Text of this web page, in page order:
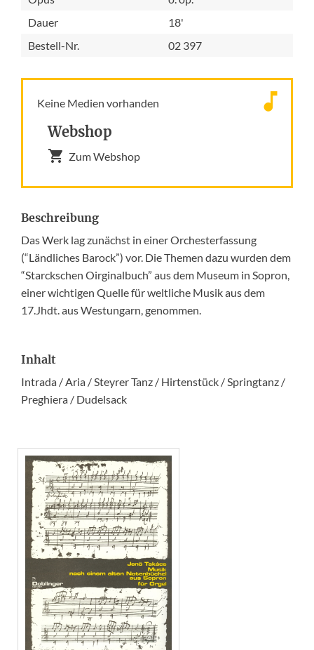
Dauer
18'
Bestell-Nr.
02 397
Keine Medien vorhanden
Webshop
Zum Webshop
Beschreibung
Das Werk lag zunächst in einer Orchesterfassung
(“Ländliches Barock”) vor. Die Themen dazu wurden dem
“Starckschen Oirginalbuch” aus dem Museum in Sopron,
einer wichtigen Quelle für weltliche Musik aus dem
17.Jhdt. aus Westungarn, genommen.
Inhalt
Intrada / Aria / Steyrer Tanz / Hirtenstück / Springtanz /
Preghiera / Dudelsack